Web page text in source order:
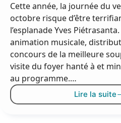
Cette année, la journée du
octobre risque d’être
l’esplanade Yves
animation musicale,
concours de la meilleure
visite du foyer hanté à et
au programme.…
Lire la suite
Mèze